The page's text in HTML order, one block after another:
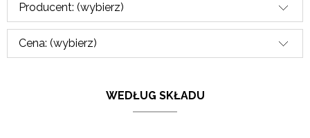
Producent: (wybierz)
Cena: (wybierz)
WEDŁUG SKŁADU